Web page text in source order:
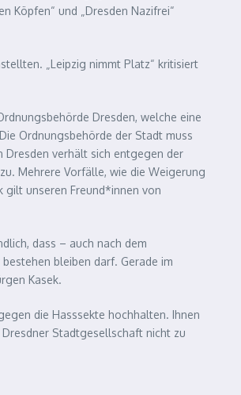
Köpfen“ und „Dresden Nazifrei“
„Leipzig nimmt Platz“ kritisiert
Dresden, welche eine
Ordnungsbehörde der Stadt muss
Dresden verhält sich entgegen der
Mehrere Vorfälle, wie die Weigerung
gilt unseren Freund*innen von
dass – auch nach dem
bleiben darf. Gerade im
Kasek.
die Hasssekte hochhalten. Ihnen
Stadtgesellschaft nicht zu